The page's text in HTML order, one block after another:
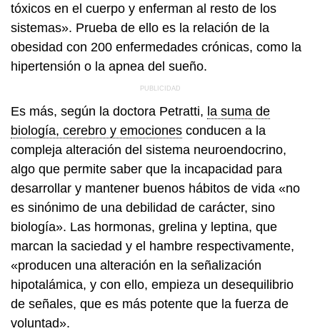
tóxicos en el cuerpo y enferman al resto de los
sistemas». Prueba de ello es la relación de la
obesidad con 200 enfermedades crónicas, como la
hipertensión o la apnea del sueño.
Es más, según la doctora Petratti, la suma de
biología, cerebro y emociones conducen a la
compleja alteración del sistema neuroendocrino,
algo que permite saber que la incapacidad para
desarrollar y mantener buenos hábitos de vida «no
es sinónimo de una debilidad de carácter, sino
biología». Las hormonas, grelina y leptina, que
marcan la saciedad y el hambre respectivamente,
«producen una alteración en la señalización
hipotalámica, y con ello, empieza un desequilibrio
de señales, que es más potente que la fuerza de
voluntad».